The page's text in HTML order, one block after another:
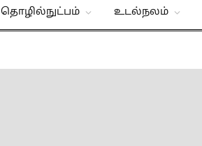
தொழில்நுட்பம் உடல்நலம்